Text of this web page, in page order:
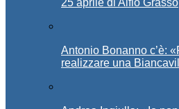
25 aprile di Alfio Grasso
Antonio Bonanno c’è:
realizzare una